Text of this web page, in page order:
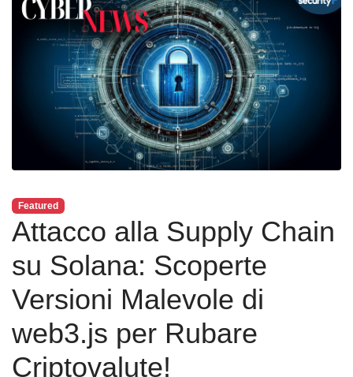
Featured
Attacco alla Supply Chain
su Solana: Scoperte
Versioni Malevole di
web3.js per Rubare
Criptovalute!